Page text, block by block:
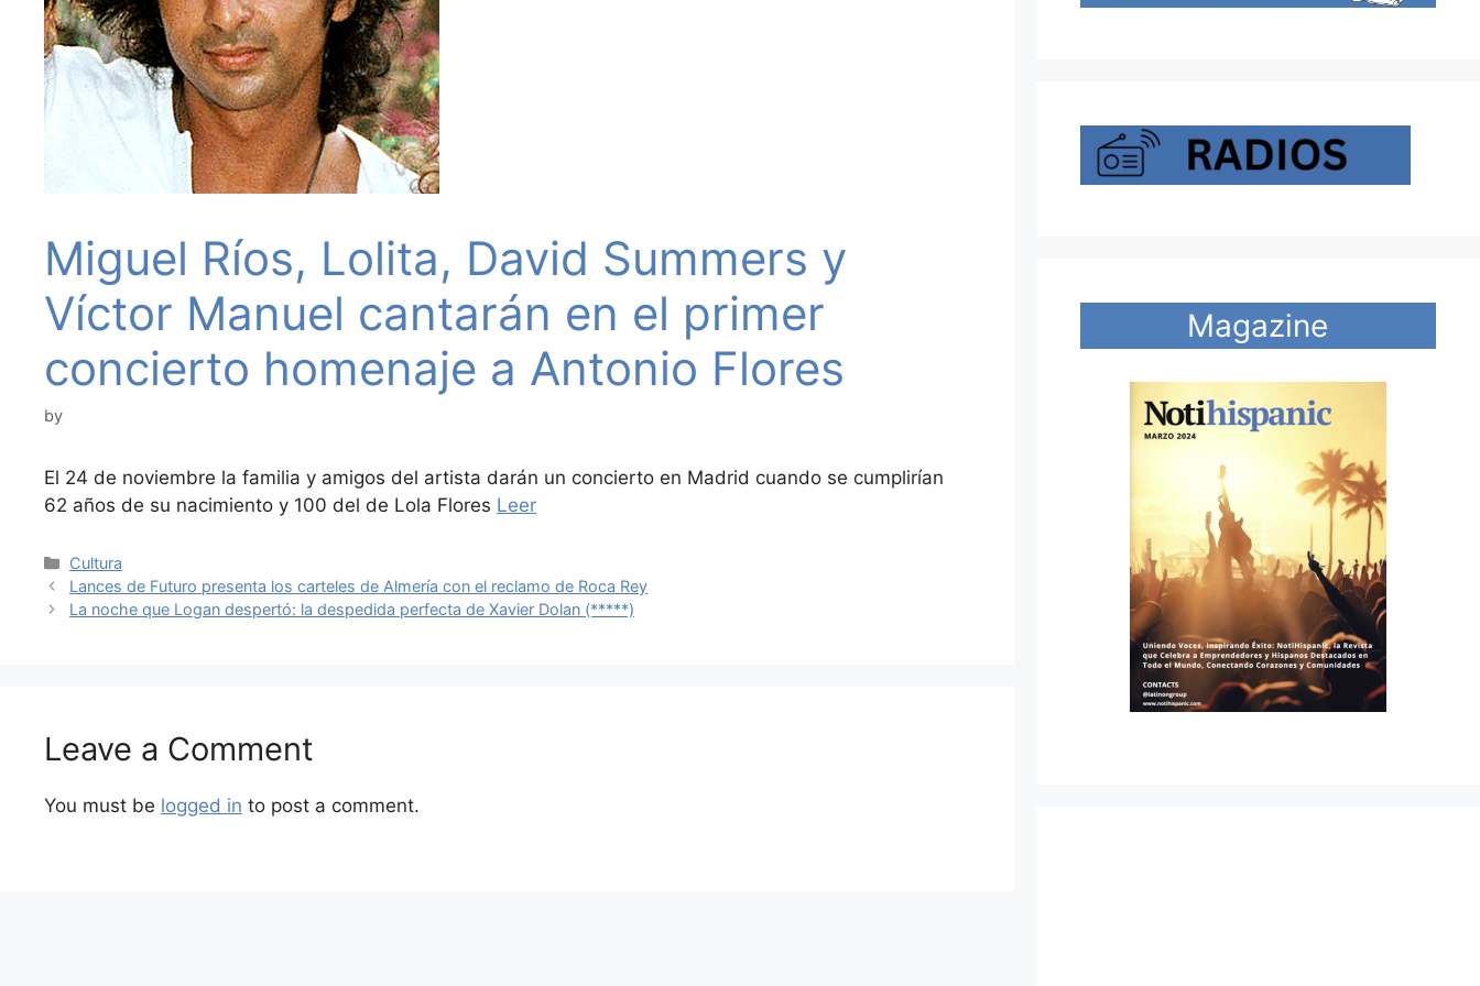
Miguel Ríos, Lolita, David Summers y
Víctor Manuel cantarán en el primer
concierto homenaje a Antonio Flores
by
El 24 de noviembre la familia y amigos del artista darán un concierto en Madrid cuando se cumplirían
62 años de su nacimiento y 100 del de Lola Flores Leer
Categories
Cultura
Lances de Futuro presenta los carteles de Almería con el reclamo de Roca Rey
La noche que Logan despertó: la despedida perfecta de Xavier Dolan (*****)
Leave a Comment
You must be logged in to post a comment.
Magazine